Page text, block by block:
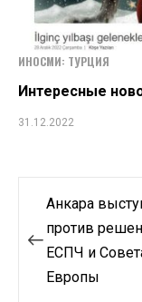
ИНОСМИ: ТУРЦИЯ
Интересные
31.12.2022
Навигация
по
записям
Анкара
против
ЕСПЧ и
Европы